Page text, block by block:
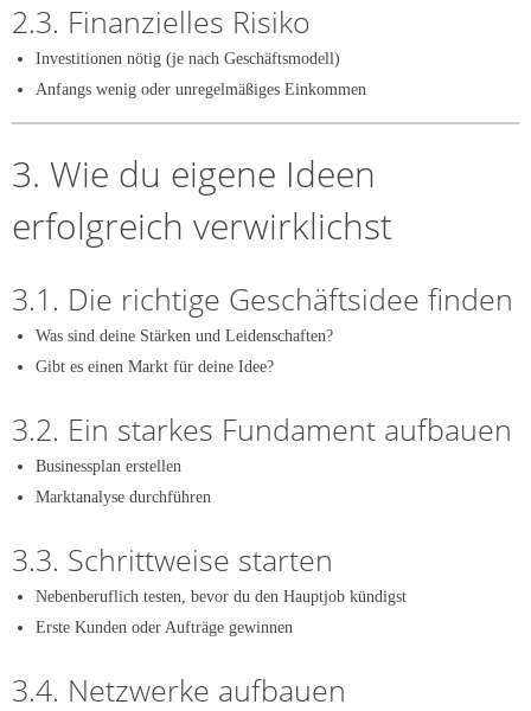
2.3. Finanzielles Risiko
Investitionen nötig (je nach Geschäftsmodell)
Anfangs wenig oder unregelmäßiges Einkommen
3. Wie du eigene Ideen
erfolgreich verwirklichst
3.1. Die richtige Geschäftsidee finden
Was sind deine Stärken und Leidenschaften?
Gibt es einen Markt für deine Idee?
3.2. Ein starkes Fundament aufbauen
Businessplan erstellen
Marktanalyse durchführen
3.3. Schrittweise starten
Nebenberuflich testen, bevor du den Hauptjob kündigst
Erste Kunden oder Aufträge gewinnen
3.4. Netzwerke aufbauen